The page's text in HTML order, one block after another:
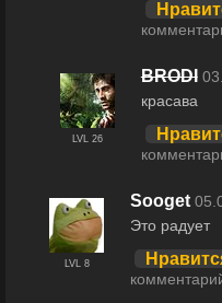
LVL 26
BRODI
красава
LVL 8
Sooget
Это радует